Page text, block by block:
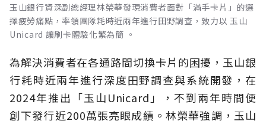
玉山銀行資深副總經理林榮華發現消費者面對「滿手卡片」的選
擇疲勞痛點，率領團隊耗時近兩年進行田野調查，致力以 玉山
Unicard 讓刷卡體驗化繁為簡 。
為解決消費者在各通路間切換卡片的困擾，玉山銀
行耗時近兩年進行深度田野調查與系統開發，在
2024年推出「玉山Unicard」，不到兩年時間便
創下發行近200萬張亮眼成績。林榮華強調，玉山